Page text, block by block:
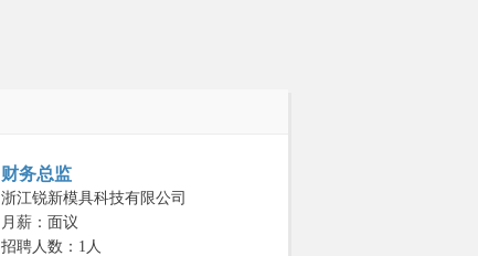
财务总监
浙江锐新模具科技有限公司
月薪：面议
招聘人数：1人